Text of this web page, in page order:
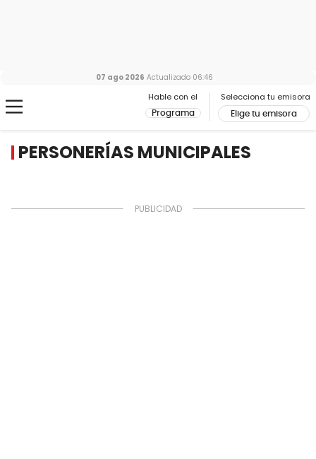
Hable con el
Programa
Selecciona tu emisora
Elige tu emisora
07 ago 2026 Actualizado 06:46
PERSONERÍAS MUNICIPALES